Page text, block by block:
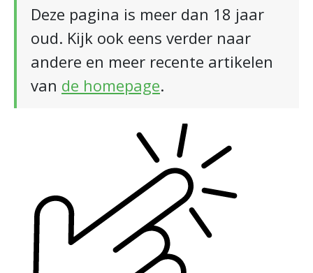
Deze pagina is meer dan 18 jaar
oud. Kijk ook eens verder naar
andere en meer recente artikelen
van de homepage.